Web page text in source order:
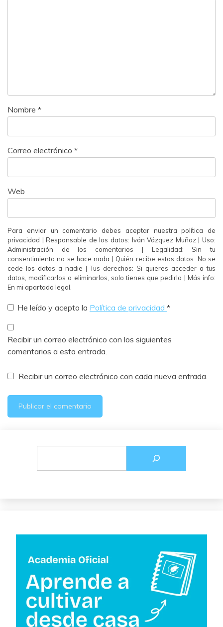
Nombre *
Correo electrónico *
Web
Para enviar un comentario debes aceptar nuestra política de
privacidad | Responsable de los datos: Iván Vázquez Muñoz | Uso:
Administración de los comentarios | Legalidad: Sin tu
consentimiento no se hace nada | Quién recibe estos datos: No se
cede los datos a nadie | Tus derechos: Si quieres acceder a tus
datos, modificarlos o eliminarlos, solo tienes que pedirlo | Más info:
En mi apartado legal.
He leído y acepto la Política de privacidad *
Recibir un correo electrónico con los siguientes
comentarios a esta entrada.
Recibir un correo electrónico con cada nueva entrada.